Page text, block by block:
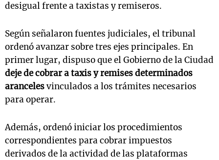
desigual frente a taxistas y remiseros.
Según señalaron fuentes judiciales, el tribunal
ordenó avanzar sobre tres ejes principales. En
primer lugar, dispuso que el Gobierno de la Ciudad
deje de cobrar a taxis y remises determinados
arancelesvinculados a los trámites necesarios
para operar.
Además, ordenó iniciar los procedimientos
correspondientes para cobrar impuestos
derivados de la actividad de las plataformas